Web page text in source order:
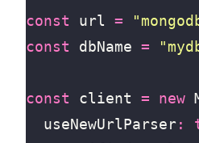
const url =
const
dbName =
const client = new
useNewUrlParser: